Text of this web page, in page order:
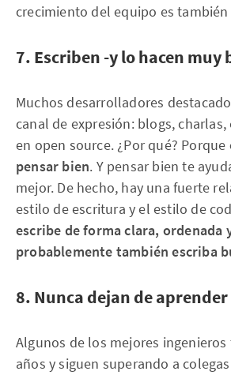
crecimiento del equipo es
7. Escriben -y lo hacen muy
Muchos desarrolladores
canal de expresión: blogs,
en open source. ¿Por qué? Porque
pensar bien. Y pensar bien te
mejor. De hecho, hay una fuerte
estilo de escritura y el estilo de
escribe de forma clara, ordenada
probablemente también escriba
8. Nunca dejan de aprender
Algunos de los mejores
años y siguen superando a